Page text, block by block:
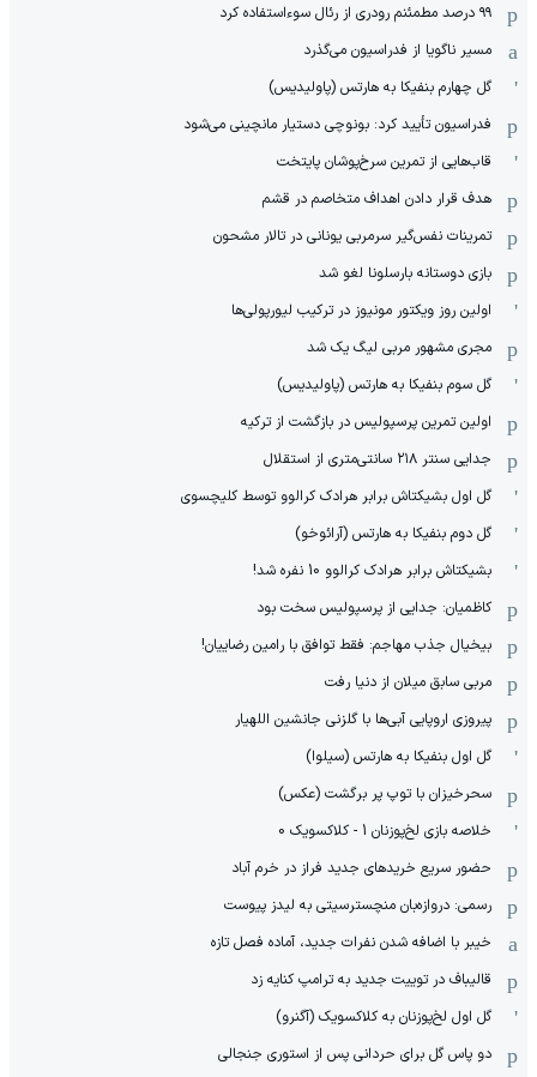
۹۹ درصد مطمئنم رودری از رئال سوءاستفاده کرد
مسیر ناگویا از فدراسیون می‌گذرد
گل چهارم بنفیکا به هارتس (پاولیدیس)
فدراسیون تأیید کرد: بونوچی دستیار مانچینی می‌شود
قاب‌هایی از تمرین سرخ‌پوشان پایتخت
هدف قرار دادن اهداف متخاصم در قشم
‏تمرینات نفس‌گیر سرمربی یونانی در تالار مشحون
بازی دوستانه بارسلونا لغو شد
اولین روز ویکتور مونیوز در ترکیب لیورپولی‌ها
مجری مشهور مربی لیگ یک شد
گل سوم بنفیکا به هارتس (پاولیدیس)
اولین تمرین پرسپولیس در بازگشت از ترکیه
جدایی سنتر ۲۱۸ سانتی‌متری از استقلال
گل اول بشیکتاش برابر هرادک کرالوو توسط کلیچسوی
گل دوم بنفیکا به هارتس (آرائوخو)
بشیکتاش برابر هرادک کرالوو 10 نفره شد!
کاظمیان: جدایی از پرسپولیس سخت بود
بیخیال جذب مهاجم: فقط توافق با رامین رضاییان!
مربی سابق میلان از دنیا رفت
پیروزی اروپایی آبی‌ها با گلزنی جانشین اللهیار
گل اول بنفیکا به هارتس (سیلوا)
سحرخیزان با توپ پر برگشت (عکس)
خلاصه بازی لخ‌پوزنان 1 - کلاکسویک 0
حضور سریع خریدهای جدید فراز در خرم آباد
رسمی: دروازه‌بان منچسترسیتی به لیدز پیوست
خیبر با اضافه شدن نفرات جدید، آماده فصل تازه
قالیباف در توییت جدید به ترامپ کنایه زد
گل اول لخ‌پوزنان به کلاکسویک (آگنرو)
دو پاس گل برای حردانی پس از استوری جنجالی